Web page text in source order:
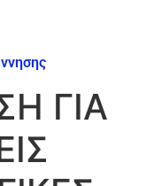
ΓΙΑ